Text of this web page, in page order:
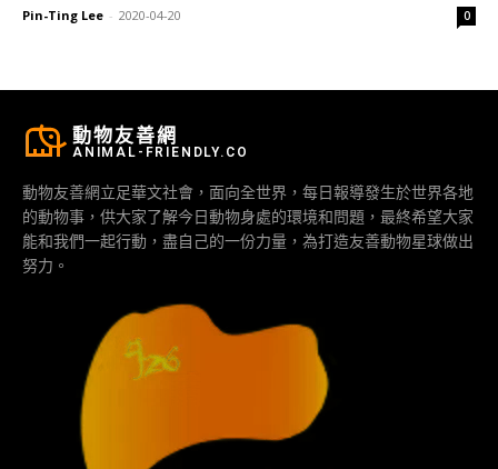
Pin-Ting Lee - 2020-04-20 0
動物友善網
ANIMAL-FRIENDLY.CO
動物友善網立足華文社會，面向全世界，每日報導發生於世界各地
的動物事，供大家了解今日動物身處的環境和問題，最終希望大家
能和我們一起行動，盡自己的一份力量，為打造友善動物星球做出
努力。